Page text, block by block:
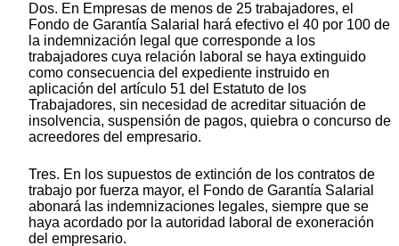
Dos. En Empresas de menos de 25 trabajadores, el
Fondo de Garantía Salarial hará efectivo el 40 por 100 de
la indemnización legal que corresponde a los
trabajadores cuya relación laboral se haya extinguido
como consecuencia del expediente instruido en
aplicación del artículo 51 del Estatuto de los
Trabajadores, sin necesidad de acreditar situación de
insolvencia, suspensión de pagos, quiebra o concurso de
acreedores del empresario.
Tres. En los supuestos de extinción de los contratos de
trabajo por fuerza mayor, el Fondo de Garantía Salarial
abonará las indemnizaciones legales, siempre que se
haya acordado por la autoridad laboral de exoneración
del empresario.